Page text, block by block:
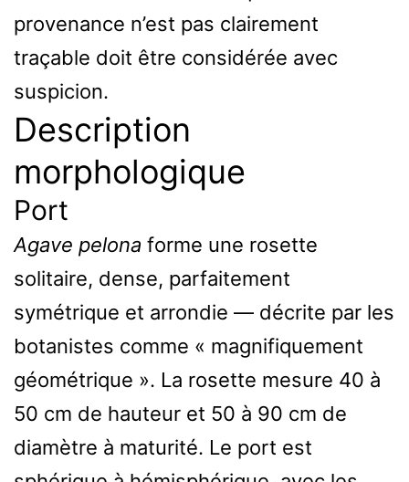
provenance n’est pas clairement
traçable doit être considérée avec
suspicion.
Description
morphologique
Port
Agave pelona forme une rosette
solitaire, dense, parfaitement
symétrique et arrondie — décrite par les
botanistes comme « magnifiquement
géométrique ». La rosette mesure 40 à
50 cm de hauteur et 50 à 90 cm de
diamètre à maturité. Le port est